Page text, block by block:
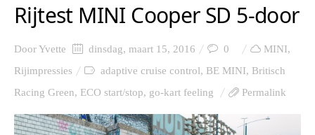
Rijtest MINI Cooper SD 5-door
DoorYvette dinsdag, maart 15, 2016 0 MINI,
Rijimpressies
adaptive cruise control, BE MINI, Britisch
Racing Green, ECO start/stop, go-kart feeling Permalink